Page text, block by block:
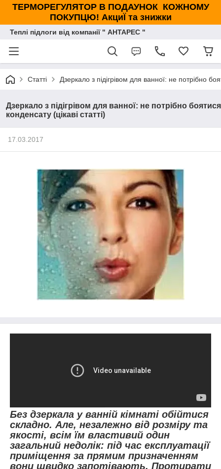
ТЕРМОРЕГУЛЯТОР В ПОДАУНОК КОЖНОМУ
ПОКУПЦЮ! АкциЇ та знижки
Теплі підлоги від компанії " АНТАРЕС "
Статті Дзеркало з підігрівом для ванної: не потрібно
Дзеркало з підігрівом для ванної: не потрібно боятися
конденсату (цікаві статті)
17.03.2017
Без дзеркала у ванній кімнаті обійтися
складно. Але, незалежно від розміру та
якості, всім їм властивий один
загальний недолік: під час експлуатації
приміщення за прямим призначенням
вони швидко запотівають. Протирати